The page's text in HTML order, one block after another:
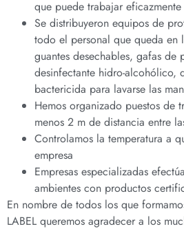
que puede trabajar
Se distribuyeron equipos de
todo el personal que queda en
guantes desechables, gafas de
desinfectante hidro-alcohólico,
bactericida para lavarse las
Hemos organizado puestos de
menos 2 m de distancia entre
Controlamos la temperatura a
empresa
Empresas especializadas
ambientes con productos
En nombre de todos los que
LABEL queremos agradecer a los